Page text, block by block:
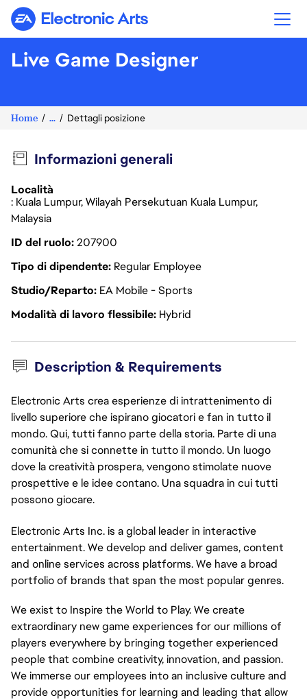
Electronic Arts
Live Game Designer
Home ... Dettagli posizione
Informazioni generali
Località
: Kuala Lumpur, Wilayah Persekutuan Kuala Lumpur,
Malaysia
ID del ruolo207900
Tipo di dipendente Regular Employee
Studio/Reparto EA Mobile - Sports
Modalità di lavoro flessibile Hybrid
Description & Requirements
Electronic Arts crea esperienze di intrattenimento di
livello superiore che ispirano giocatori e fan in tutto il
mondo. Qui, tutti fanno parte della storia. Parte di una
comunità che si connette in tutto il mondo. Un luogo
dove la creatività prospera, vengono stimolate nuove
prospettive e le idee contano. Una squadra in cui tutti
possono giocare.
Electronic Arts Inc. is a global leader in interactive
entertainment. We develop and deliver games, content
and online services across platforms. We have a broad
portfolio of brands that span the most popular genres.
We exist to Inspire the World to Play. We create
extraordinary new game experiences for our millions of
players everywhere by bringing together experienced
people that combine creativity, innovation, and passion.
We immerse our employees into an inclusive culture and
provide opportunities for learning and leading that allow